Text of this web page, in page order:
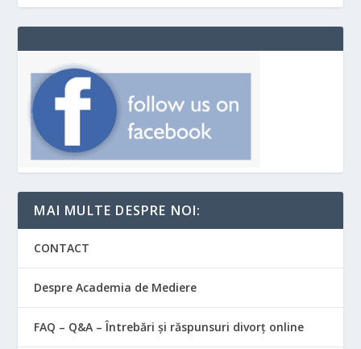
MAI MULTE DESPRE NOI:
CONTACT
Despre Academia de Mediere
FAQ – Q&A – Întrebări și răspunsuri divorț online